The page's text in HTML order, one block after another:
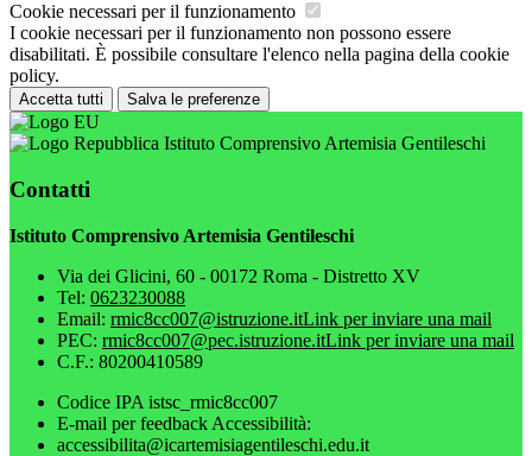
Cookie necessari per il funzionamento
I cookie necessari per il funzionamento non possono essere
disabilitati. È possibile consultare l'elenco nella pagina della cookie
policy.
Accetta tutti Salva le preferenze
Istituto Comprensivo Artemisia Gentileschi
Contatti
Istituto Comprensivo Artemisia Gentileschi
Via dei Glicini, 60 - 00172 Roma - Distretto XV
Tel: 0623230088
Email: rmic8cc007@istruzione.itLink per inviare una mail
PEC: rmic8cc007@pec.istruzione.itLink per inviare una mail
C.F.: 80200410589
Codice IPA istsc_rmic8cc007
E-mail per feedback Accessibilità:
accessibilita@icartemisiagentileschi.edu.it